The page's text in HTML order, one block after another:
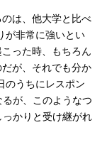
は、他大学と比べ
が非常に強いとい
った時、もちろん
が、それでも分か
のうちにレスポン
が、このようなつ
かりと受け継がれ